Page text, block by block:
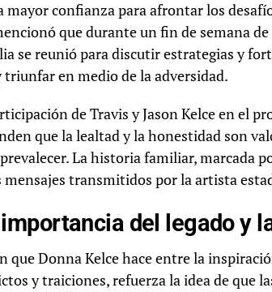
confianza para afrontar los
que durante un fin de semana
se reunió para discutir estrategias y
en medio de la adversidad.
de Travis y Jason Kelce en el
que la lealtad y la honestidad son
La historia familiar, marcada
transmitidos por la artista
del legado y
que Donna Kelce hace entre la
y traiciones, refuerza la idea de que